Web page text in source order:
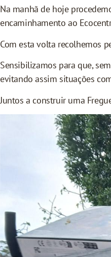
Na manhã de hoje
encaminhamento ao
Com esta volta recolhemos
Sensibilizamos para que,
evitando assim situações
Juntos a construir uma